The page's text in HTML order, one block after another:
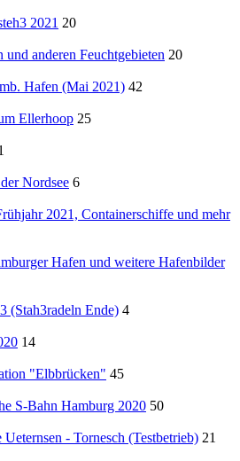
2021 20
anderen Feuchtgebieten 20
Hafen (Mai 2021) 42
Ellerhoop 25
Nordsee 6
2021, Containerschiffe und mehr
Hafen und weitere Hafenbilder
(Stah3radeln Ende) 4
14
"Elbbrücken" 45
S-Bahn Hamburg 2020 50
- Tornesch (Testbetrieb) 21